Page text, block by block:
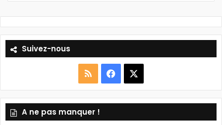
Suivez-nous
RSS Facebook
A ne pas manquer !